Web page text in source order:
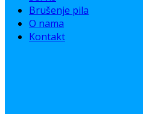
Brušenje pila
O nama
Kontakt